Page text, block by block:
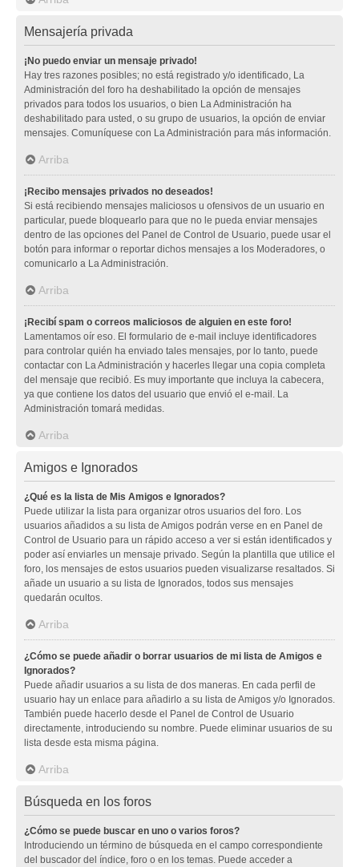
Mensajería privada
¡No puedo enviar un mensaje privado!
Hay tres razones posibles; no está registrado y/o identificado, La
Administración del foro ha deshabilitado la opción de mensajes
privados para todos los usuarios, o bien La Administración ha
deshabilitado para usted, o su grupo de usuarios, la opción de enviar
mensajes. Comuníquese con La Administración para más información.
Arriba
¡Recibo mensajes privados no deseados!
Si está recibiendo mensajes maliciosos u ofensivos de un usuario en
particular, puede bloquearlo para que no le pueda enviar mensajes
dentro de las opciones del Panel de Control de Usuario, puede usar el
botón para informar o reportar dichos mensajes a los Moderadores, o
comunicarlo a La Administración.
Arriba
¡Recibí spam o correos maliciosos de alguien en este foro!
Lamentamos oír eso. El formulario de e-mail incluye identificadores
para controlar quién ha enviado tales mensajes, por lo tanto, puede
contactar con La Administración y hacerles llegar una copia completa
del mensaje que recibió. Es muy importante que incluya la cabecera,
ya que contiene los datos del usuario que envió el e-mail. La
Administración tomará medidas.
Arriba
Amigos e Ignorados
¿Qué es la lista de Mis Amigos e Ignorados?
Puede utilizar la lista para organizar otros usuarios del foro. Los
usuarios añadidos a su lista de Amigos podrán verse en en Panel de
Control de Usuario para un rápido acceso a ver si están identificados y
poder así enviarles un mensaje privado. Según la plantilla que utilice el
foro, los mensajes de estos usuarios pueden visualizarse resaltados. Si
añade un usuario a su lista de Ignorados, todos sus mensajes
quedarán ocultos.
Arriba
¿Cómo se puede añadir o borrar usuarios de mi lista de Amigos e
Ignorados?
Puede añadir usuarios a su lista de dos maneras. En cada perfil de
usuario hay un enlace para añadirlo a su lista de Amigos y/o Ignorados.
También puede hacerlo desde el Panel de Control de Usuario
directamente, introduciendo su nombre. Puede eliminar usuarios de su
lista desde esta misma página.
Arriba
Búsqueda en los foros
¿Cómo se puede buscar en uno o varios foros?
Introduciendo un término de búsqueda en el campo correspondiente
del buscador del índice, foro o en los temas. Puede acceder a